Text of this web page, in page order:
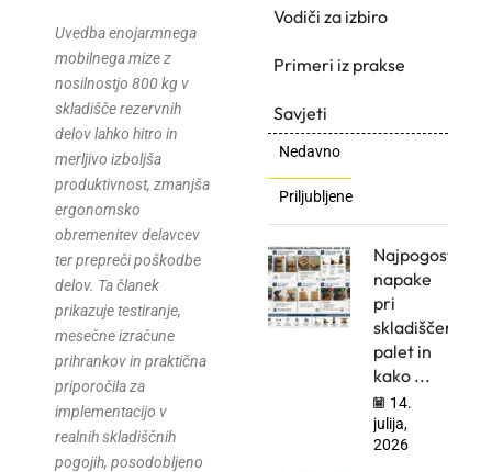
Uvedba enojarmnega
mobilnega mize z
nosilnostjo 800 kg v
skladišče rezervnih
delov lahko hitro in
merljivo izboljša
produktivnost, zmanjša
ergonomsko
obremenitev delavcev
ter prepreči poškodbe
delov. Ta članek
prikazuje testiranje,
mesečne izračune
prihrankov in praktična
priporočila za
implementacijo v
realnih skladiščnih
pogojih, posodobljeno
Vodiči za izbiro
Primeri iz prakse
Savjeti
Nedavno
Priljubljene
Najpogostejše
napake
pri
skladiščenju
palet in
kako ...
14.
julija,
2026